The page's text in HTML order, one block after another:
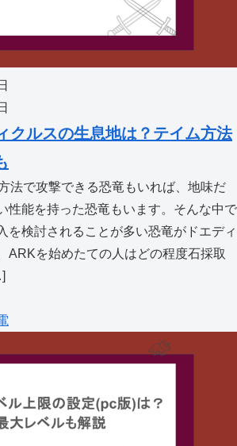
クルスの生息地は？テイム方法
法で攻撃できる恐竜もいれば、地味だ
性能を持った恐竜もいます。そんな中で
を検討されることが多い恐竜がドエディ
ARKを始めたての人はどの程度石採取